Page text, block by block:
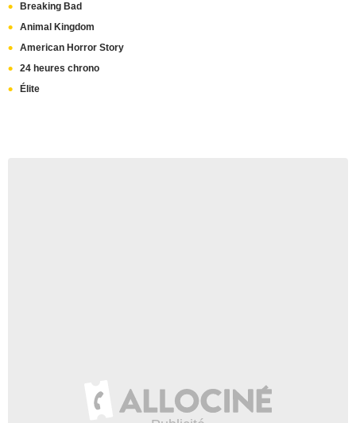
Breaking Bad
Animal Kingdom
American Horror Story
24 heures chrono
Élite